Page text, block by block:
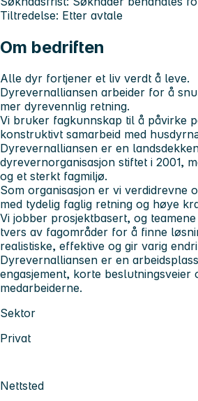
Tiltredelse: Etter avtale
Om bedriften
Alle dyr fortjener et liv verdt å leve.
Dyrevernalliansen arbeider for å
mer dyrevennlig retning.
Vi bruker fagkunnskap til å påvirke
konstruktivt samarbeid med
Dyrevernalliansen er en
dyrevernorganisasjon stiftet i 2001,
og et sterkt fagmiljø.
Som organisasjon er vi verdidrevne
med tydelig faglig retning og høye
Vi jobber prosjektbasert, og
tvers av fagområder for å finne
realistiske, effektive og gir varig
Dyrevernalliansen er en
engasjement, korte beslutningsveier
medarbeiderne.
Sektor
Privat
Nettsted